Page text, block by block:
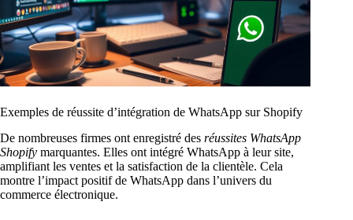
Exemples de réussite d’intégration de WhatsApp sur Shopify
De nombreuses firmes ont enregistré des réussites WhatsApp
Shopify marquantes. Elles ont intégré WhatsApp à leur site,
amplifiant les ventes et la satisfaction de la clientèle. Cela
montre l’impact positif de WhatsApp dans l’univers du
commerce électronique.